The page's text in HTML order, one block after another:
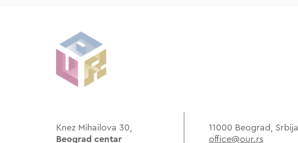
Knez Mihailova 30,
Beograd centar
11000 Beograd, Srbija
office@our.rs